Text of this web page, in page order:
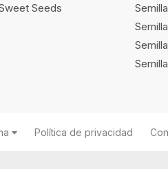
Seeds
Política de privacidad